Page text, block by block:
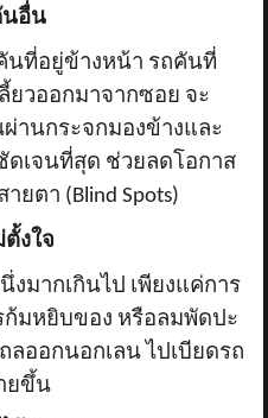
นอื่น
นที่อยู่ข้างหน้า รถคันที่
ยวออกมาจากซอย จะ
านกระจกมองข้างและ
ดเจนที่สุด ช่วยลดโอกาส
ายตา (Blind Spots)
ตั้งใจ
มากเกินไป เพียงแค่การ
ก้มหยิบของ หรือลมพัดปะ
ลออกนอกเลน ไปเบียดรถ
ยขึ้น